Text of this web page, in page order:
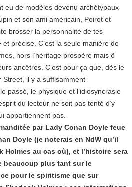
eu de modèles devenu archétypaux
et son ami américain, Poirot et
brosser la personnalité de tes
précise. C’est la seule manière de
hors l’héritage prospère mais ô
ancêtres. C’est pour ça que, dès le
Street, il y a suffisamment
passé, le physique et l’idiosyncrasie
du lecteur ne soit pas tenté d’y
appartiennent pas.
par Lady Conan Doyle feue
Doyle (je noterais en NdW qu’il
Holmes au cas où), et l’histoire sera
beaucoup plus tant sur le
pour le spiritisme que sur